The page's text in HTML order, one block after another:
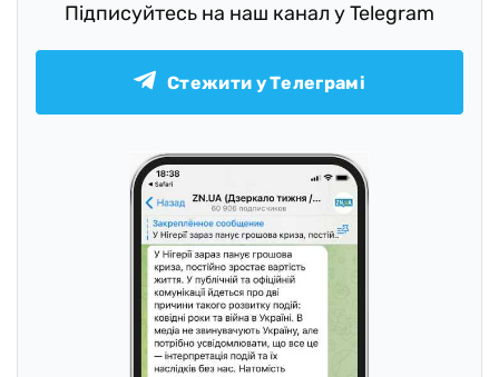
Підписуйтесь на наш канал у Telegram
Стежити у Телеграмі